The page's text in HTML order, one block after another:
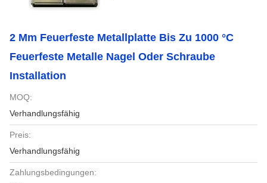
2 Mm Feuerfeste Metallplatte Bis Zu 1000 °C
Feuerfeste Metalle Nagel Oder Schraube
Installation
MOQ:
Verhandlungsfähig
Preis:
Verhandlungsfähig
Zahlungsbedingungen: